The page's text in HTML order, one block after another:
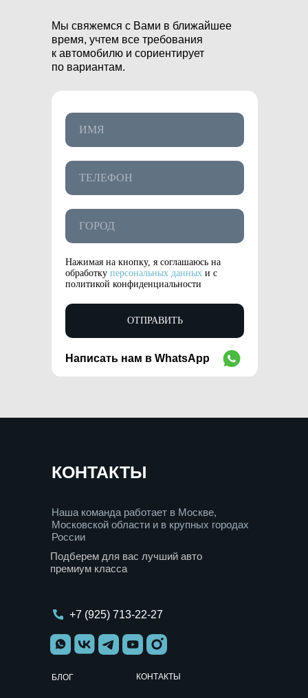
Мы свяжемся с Вами в ближайшее
время, учтем все требования
к автомобилю и сориентирует
по вариантам.
Написать нам в WhatsApp
Нажимая на кнопку, я соглашаюсь на
обработку персональных данных и с
политикой конфиденциальности
ОТПРАВИТЬ
WhatsApp
КОНТАКТЫ
Наша команда работает в Москве,
Московской области и в крупных городах
России
Подберем для вас лучший авто
премиум класса
БЛОГ КОНТАКТЫ
+7 (925) 713-22-27